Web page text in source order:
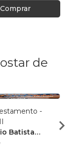
Comprar
de
-
Batista